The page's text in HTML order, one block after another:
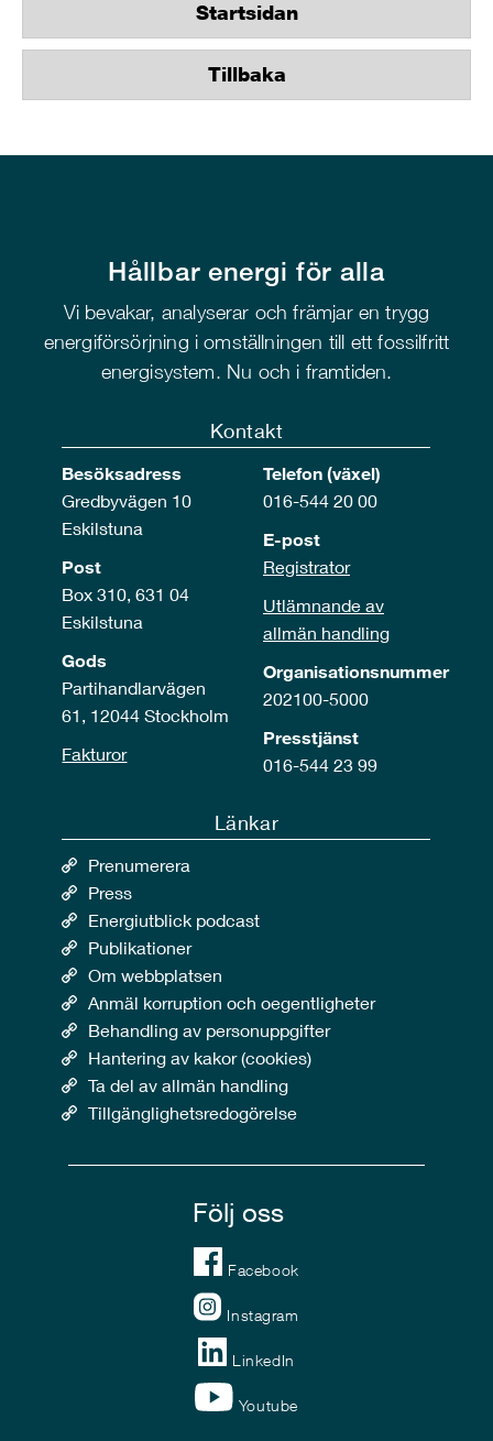
Startsidan
Tillbaka
Hållbar energi för alla
Vi bevakar, analyserar och främjar en trygg
energiförsörjning i omställningen till ett fossilfritt
energisystem. Nu och i framtiden.
Kontakt
Besöksadress
Gredbyvägen 10
Eskilstuna
Post
Box 310, 631 04
Eskilstuna
Gods
Partihandlarvägen
61, 12044 Stockholm
Fakturor
Telefon (växel)
016-544 20 00
E-post
Registrator
Utlämnande av
allmän handling
Organisationsnummer
202100-5000
Presstjänst
016-544 23 99
Länkar
Prenumerera
Press
Energiutblick podcast
Publikationer
Om webbplatsen
Anmäl korruption och oegentligheter
Behandling av personuppgifter
Hantering av kakor (cookies)
Ta del av allmän handling
Tillgänglighetsredogörelse
Följ oss
Facebook
Instagram
LinkedIn
Youtube